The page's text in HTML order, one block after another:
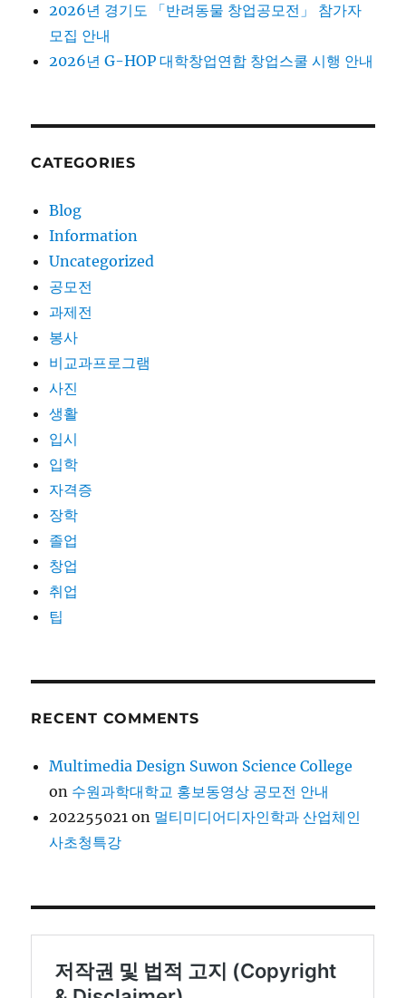
2026년 경기도 「반려동물 창업공모전」 참가자
모집 안내
2026년 G-HOP 대학창업연합 창업스쿨 시행 안내
CATEGORIES
Blog
Information
Uncategorized
공모전
과제전
봉사
비교과프로그램
사진
생활
입시
입학
자격증
장학
졸업
창업
취업
팁
RECENT COMMENTS
Multimedia Design Suwon Science College
on 수원과학대학교 홍보동영상 공모전 안내
202255021 on 멀티미디어디자인학과 산업체인
사초청특강